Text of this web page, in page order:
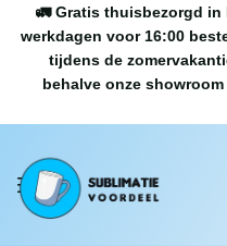
🚛 Gratis thuisbezorgd in
werkdagen voor 16:00
tijdens de
behalve onze